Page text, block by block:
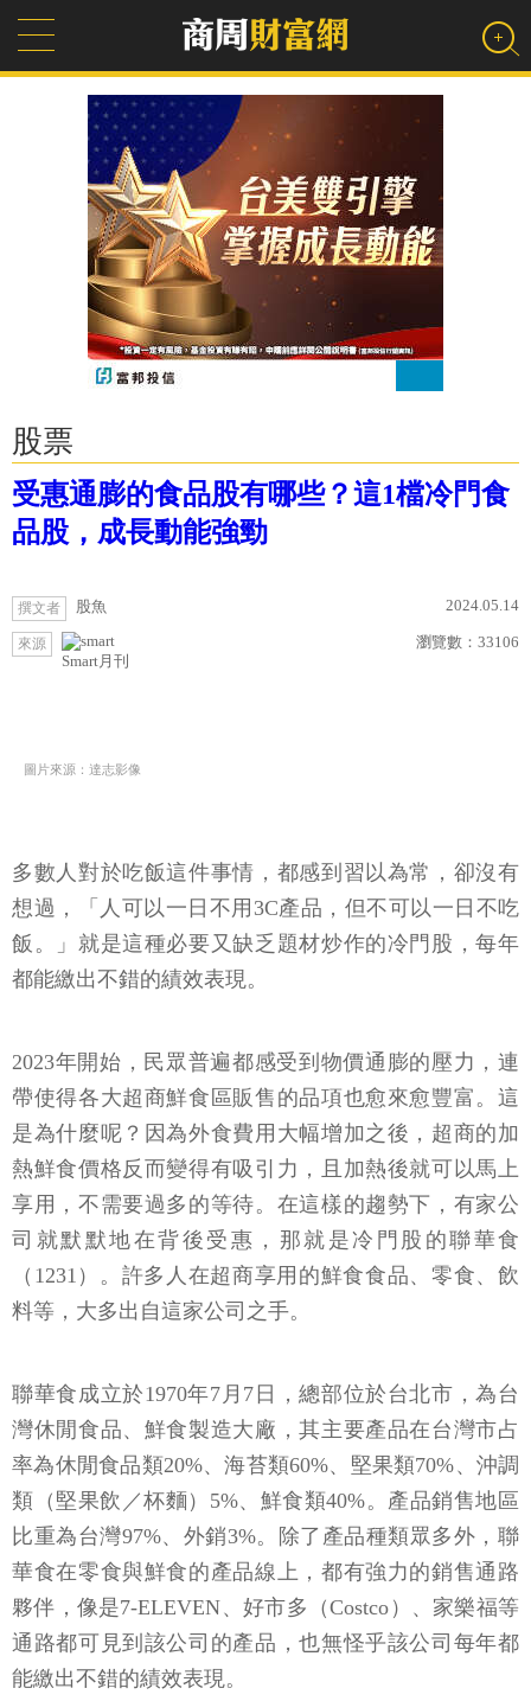
股票
受惠通膨的食品股有哪些？這1檔冷門食
品股，成長動能強勁
撰文者 股魚 2024.05.14
來源
Smart月刊
瀏覽數： 33106
圖片來源：達志影像
多數人對於吃飯這件事情，都感到習以為常，卻沒有
想過，「人可以一日不用3C產品，但不可以一日不吃
飯。」就是這種必要又缺乏題材炒作的冷門股，每年
都能繳出不錯的績效表現。
2023年開始，民眾普遍都感受到物價通膨的壓力，連
帶使得各大超商鮮食區販售的品項也愈來愈豐富。這
是為什麼呢？因為外食費用大幅增加之後，超商的加
熱鮮食價格反而變得有吸引力，且加熱後就可以馬上
享用，不需要過多的等待。在這樣的趨勢下，有家公
司就默默地在背後受惠，那就是冷門股的聯華食
（1231）。許多人在超商享用的鮮食食品、零食、飲
料等，大多出自這家公司之手。
聯華食成立於1970年7月7日，總部位於台北市，為台
灣休閒食品、鮮食製造大廠，其主要產品在台灣市占
率為休閒食品類20%、海苔類60%、堅果類70%、沖調
類（堅果飲／杯麵）5%、鮮食類40%。產品銷售地區
比重為台灣97%、外銷3%。除了產品種類眾多外，聯
華食在零食與鮮食的產品線上，都有強力的銷售通路
夥伴，像是7-ELEVEN、好市多（Costco）、家樂福等
通路都可見到該公司的產品，也無怪乎該公司每年都
能繳出不錯的績效表現。